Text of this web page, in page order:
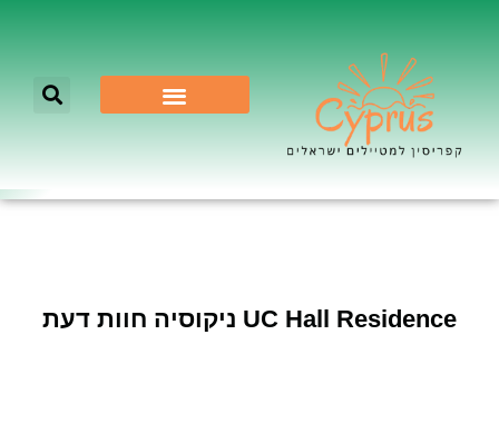
UC Hall Residence ניקוסיה חוות דעת